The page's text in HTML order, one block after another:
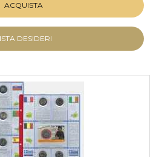
ACQUISTA
DESIDERI